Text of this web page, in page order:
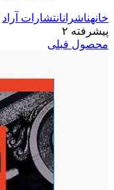
خانهناشرانانتشارات آراد
پیشرفته ۲
محصول قبلی